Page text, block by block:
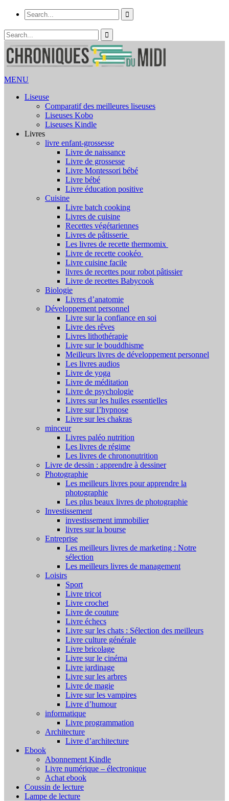
MENU
Liseuse
Comparatif des meilleures liseuses
Liseuses Kobo
Liseuses Kindle
Livres
livre enfant-grossesse
Livre de naissance
Livre de grossesse
Livre Montessori bébé
Livre bébé
Livre éducation positive
Cuisine
Livre batch cooking
Livres de cuisine
Recettes végétariennes
Livres de pâtisserie
Les livres de recette thermomix
Livre de recette cookéo
Livre cuisine facile
livres de recettes pour robot pâtissier
Livre de recettes Babycook
Biologie
Livres d’anatomie
Développement personnel
Livre sur la confiance en soi
Livre des rêves
Livres lithothérapie
Livre sur le bouddhisme
Meilleurs livres de développement personnel
Les livres audios
Livre de yoga
Livre de méditation
Livre de psychologie
Livres sur les huiles essentielles
Livre sur l’hypnose
Livre sur les chakras
minceur
Livres paléo nutrition
Les livres de régime
Les livres de chrononutrition
Livre de dessin : apprendre à dessiner
Photographie
Les meilleurs livres pour apprendre la
photographie
Les plus beaux livres de photographie
Investissement
investissement immobilier
livres sur la bourse
Entreprise
Les meilleurs livres de marketing : Notre
sélection
Les meilleurs livres de management
Loisirs
Sport
Livre tricot
Livre crochet
Livre de couture
Livre échecs
Livre sur les chats : Sélection des meilleurs
Livre culture générale
Livre bricolage
Livre sur le cinéma
Livre jardinage
Livre sur les arbres
Livre de magie
Livre sur les vampires
Livre d’humour
informatique
Livre programmation
Architecture
Livre d’architecture
Ebook
Abonnement Kindle
Livre numérique – électronique
Achat ebook
Coussin de lecture
Lampe de lecture